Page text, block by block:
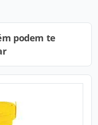
podem te